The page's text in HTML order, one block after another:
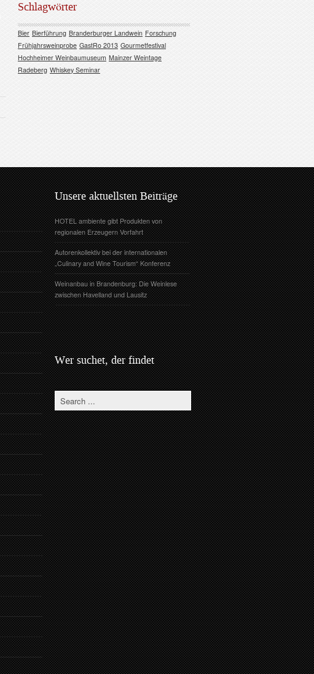
Schlagwörter
Bier Bierführung Branderburger Landwein Forschung
Frühjahrsweinprobe GastRo 2013 Gourmetfestival
Hochheimer Weinbaumuseum Mainzer Weintage
Radeberg Whiskey Seminar
Unsere aktuellsten Beiträge
HOTEL ambiente gibt Produkten von
regionalen Erzeugern Vorfahrt
Autorenkollektiv bei der internationalen
„Culinary and Wine Tourism“ Konferenz
Weinanbau in Brandenburg: Die Weinlese
zwischen Havelland und Lausitz
Wer suchet, der findet